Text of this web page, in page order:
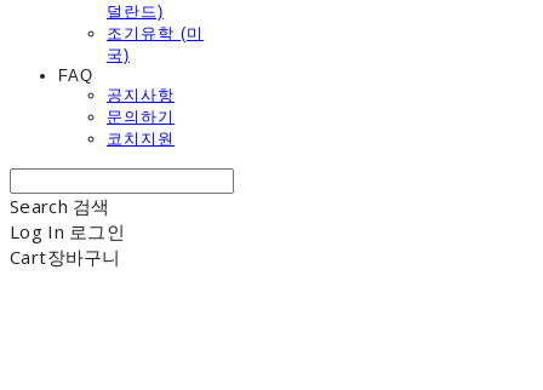
덜란드)
조기유학 (미
국)
FAQ
공지사항
문의하기
코치지원
Search 검색
Log In 로그인
Cart장바구니